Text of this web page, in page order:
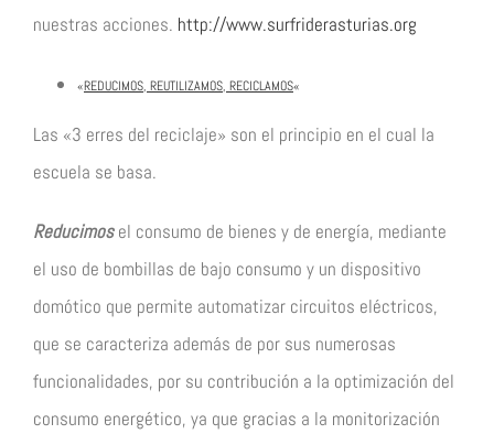
nuestras acciones. http://www.surfriderasturias.org
«REDUCIMOS, REUTILIZAMOS, RECICLAMOS«
Las «3 erres del reciclaje» son el principio en el cual la
escuela se basa.
Reducimosel consumo de bienes y de energía, mediante
el uso de bombillas de bajo consumo y un dispositivo
domótico que permite automatizar circuitos eléctricos,
que se caracteriza además de por sus numerosas
funcionalidades, por su contribución a la optimización del
consumo energético, ya que gracias a la monitorización